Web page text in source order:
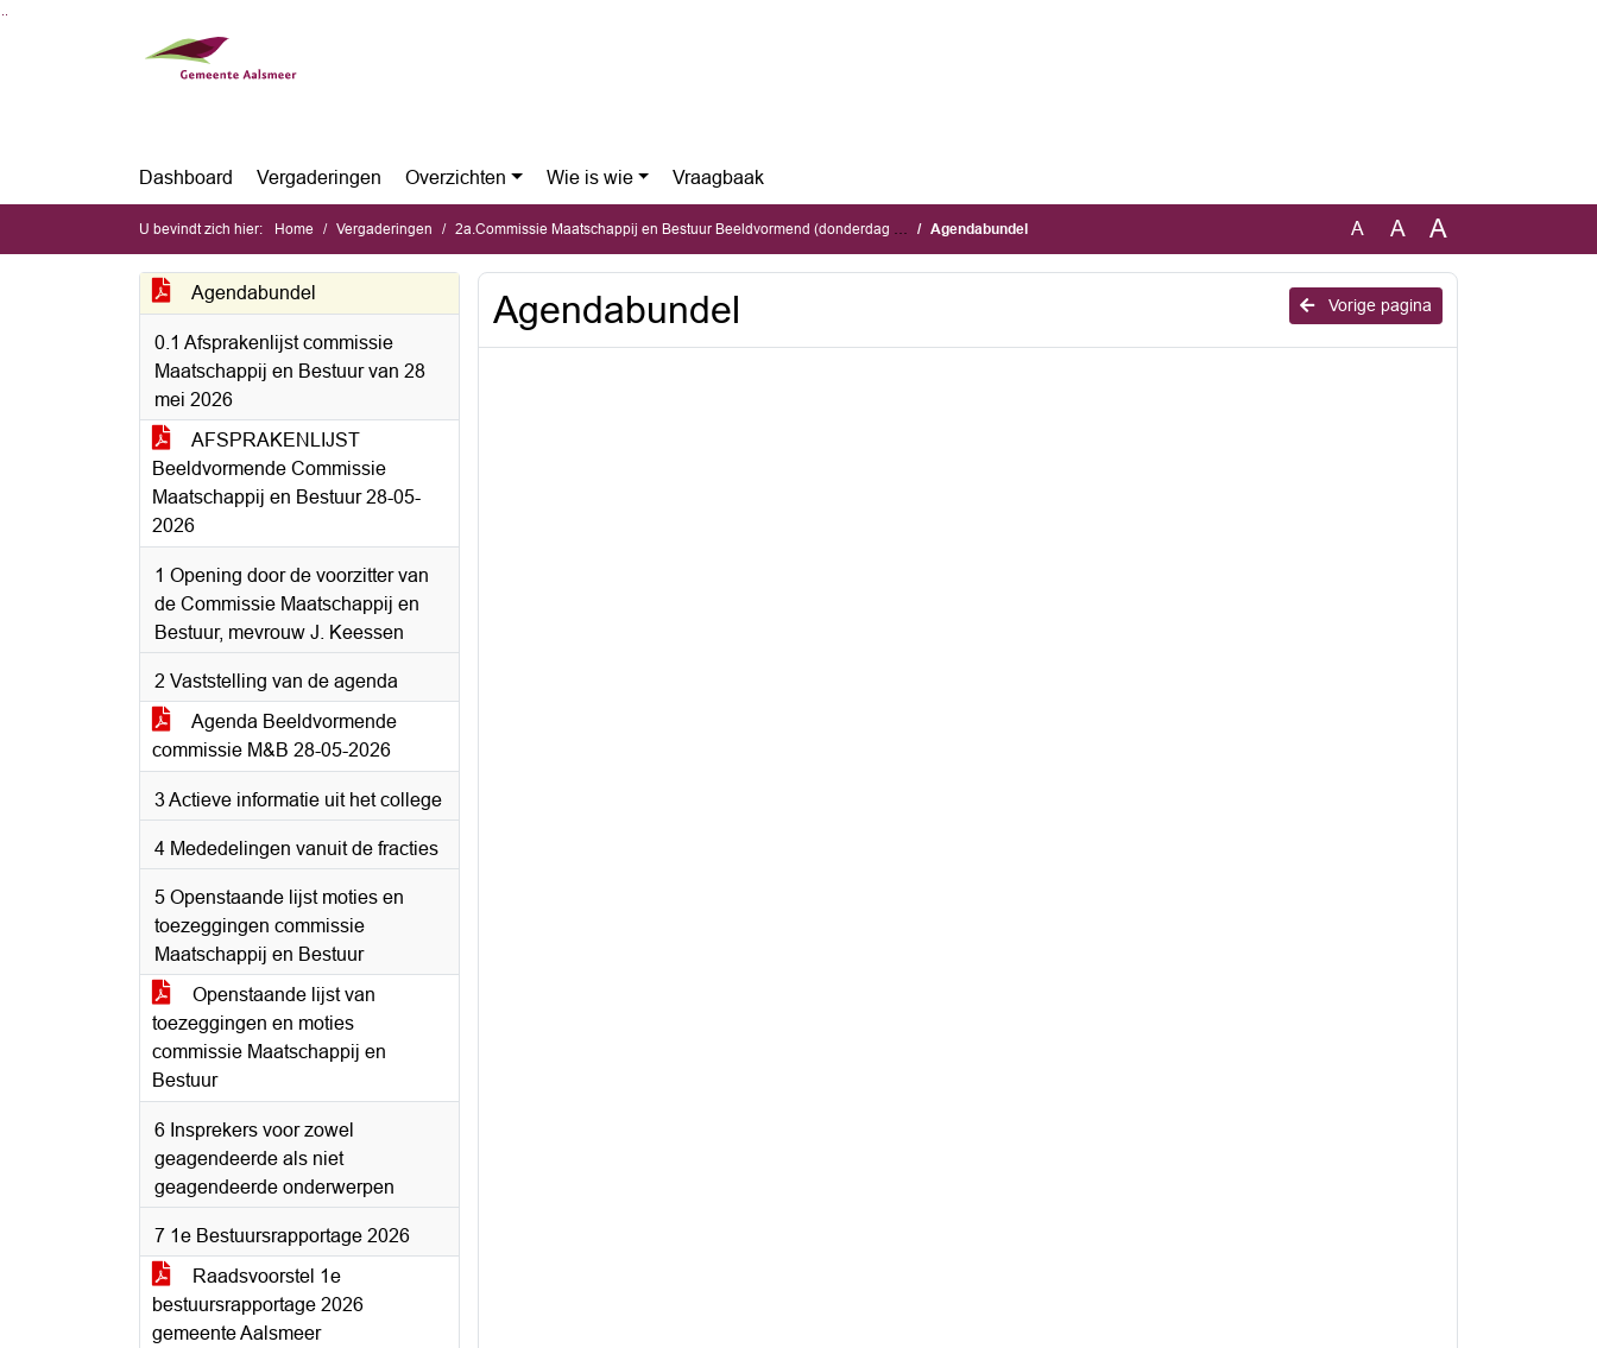
Dashboard Vergaderingen Overzichten Wie is wie Vraagbaak
U bevindt zich hier: Home Vergaderingen 2a.Commissie Maatschappij en Bestuur Beeldvormend (donderdag 28 mei 2026) Agendabundel A A A
Agendabundel
0.1 Afsprakenlijst commissie
Maatschappij en Bestuur van 28
mei 2026
AFSPRAKENLIJST
Beeldvormende Commissie
Maatschappij en Bestuur 28-05-
2026
1 Opening door de voorzitter van
de Commissie Maatschappij en
Bestuur, mevrouw J. Keessen
2 Vaststelling van de agenda
Agenda Beeldvormende
commissie M&B 28-05-2026
3 Actieve informatie uit het college
4 Mededelingen vanuit de fracties
5 Openstaande lijst moties en
toezeggingen commissie
Maatschappij en Bestuur
Openstaande lijst van
toezeggingen en moties
commissie Maatschappij en
Bestuur
6 Insprekers voor zowel
geagendeerde als niet
geagendeerde onderwerpen
7 1e Bestuursrapportage 2026
Raadsvoorstel 1e
bestuursrapportage 2026
gemeente Aalsmeer
Vorige pagina
Agendabundel